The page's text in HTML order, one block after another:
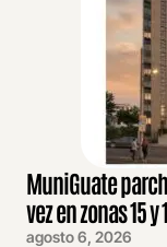
MuniGuate
vez en zonas 15 y
agosto 6, 2026